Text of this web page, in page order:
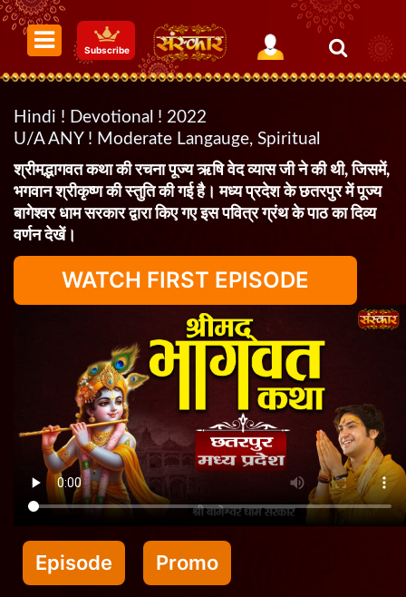
Subscribe
Hindi ! Devotional ! 2022
U/A ANY ! Moderate Langauge, Spiritual
श्रीमद्भागवत कथा की रचना पूज्य ऋषि वेद व्यास जी ने की थी, जिसमें,
भगवान श्रीकृष्ण की स्तुति की गई है। मध्य प्रदेश के छतरपुर में पूज्य
बागेश्वर धाम सरकार द्वारा किए गए इस पवित्र ग्रंथ के पाठ का दिव्य
वर्णन देखें।
WATCH FIRST EPISODE
Episode Promo